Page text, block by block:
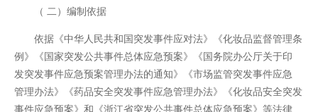
（ 二）编制依据
依据《中华人民共和国突发事件应对法》《化妆品监督管理条
例》《国家突发公共事件总体应急预案》《国务院办公厅关于印
发突发事件应急预案管理办法的通知》《市场监管突发事件应急
管理办法》《药品安全突发事件应急管理办法》《化妆品安全突发
事件应急预案》和《浙江省突发公共事件总体应急预案》等法律